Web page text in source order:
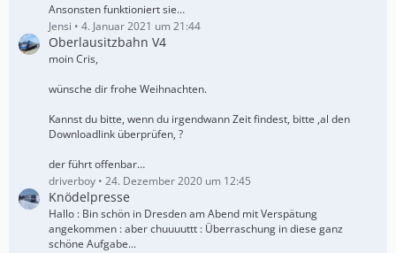
Ansonsten funktioniert sie…
Jensi
4. Januar 2021 um 21:44
Oberlausitzbahn V4
moin Cris,
wünsche dir frohe Weihnachten.
Kannst du bitte, wenn du irgendwann Zeit findest, bitte ,al den
Downloadlink überprüfen, ?
der führt offenbar…
driverboy
24. Dezember 2020 um 12:45
Knödelpresse
Hallo : Bin schön in Dresden am Abend mit Verspätung
angekommen : aber chuuuuttt : Überraschung in diese ganz
schöne Aufgabe...